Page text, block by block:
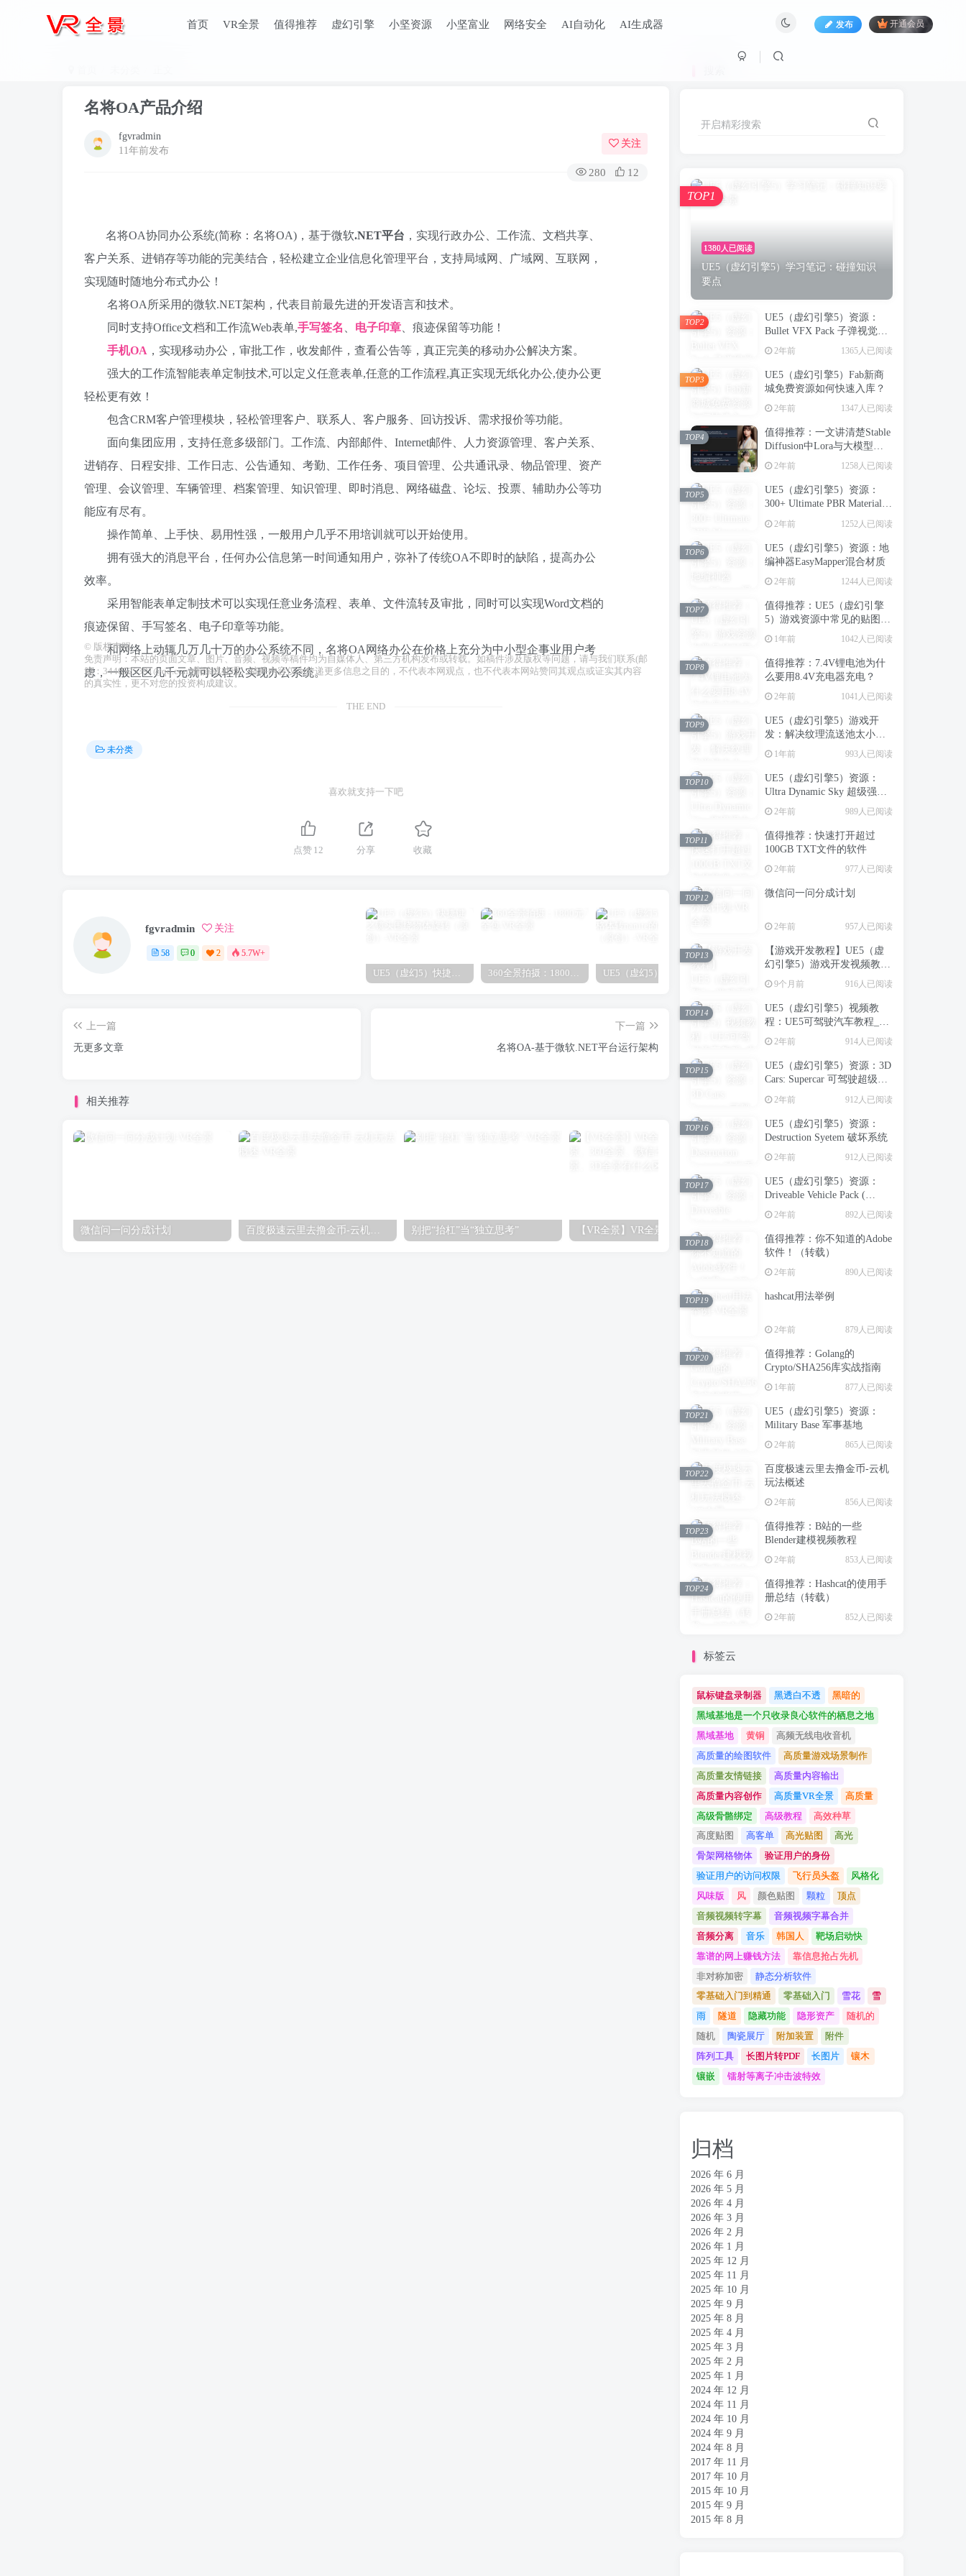
首页 VR全景 值得推荐 虚幻引擎 小坚资源 小坚富业 网络安全 AI自动化 AI生成器 发布 开通会员
名将OA产品介绍
fgvradmin
11年前发布
关注
280 12
名将OA协同办公系统(简称：名将OA)，基于微软.NET平台 ，实现行政办公、工作流、文档共享、
客户关系、进销存等功能的完美结合，轻松建立企业信息化管理平台，支持局域网、广域网、互联网，
实现随时随地分布式办公！
名将OA所采用的微软.NET架构，代表目前最先进的开发语言和技术。
同时支持Office文档和工作流Web表单,手写签名 电子印章 、痕迹保留等功能！
手机OA ，实现移动办公，审批工作，收发邮件，查看公告等，真正完美的移动办公解决方案。
强大的工作流智能表单定制技术,可以定义任意表单,任意的工作流程,真正实现无纸化办公,使办公更
轻松更有效！
包含CRM客户管理模块，轻松管理客户、联系人、客户服务、回访投诉、需求报价等功能。
面向集团应用，支持任意多级部门。工作流、内部邮件、Internet邮件、人力资源管理、客户关系、
进销存、日程安排、工作日志、公告通知、考勤、工作任务、项目管理、公共通讯录、物品管理、资产
管理、会议管理、车辆管理、档案管理、知识管理、即时消息、网络磁盘、论坛、投票、辅助办公等功
能应有尽有。
操作简单、上手快、易用性强，一般用户几乎不用培训就可以开始使用。
拥有强大的消息平台，任何办公信息第一时间通知用户，弥补了传统OA不即时的缺陷，提高办公
效率。
采用智能表单定制技术可以实现任意业务流程、表单、文件流转及审批，同时可以实现Word文档的
痕迹保留、手写签名、电子印章等功能。
和网络上动辄几万几十万的办公系统不同，名将OA网络办公在价格上充分为中小型企事业用户考
虑，一般区区几千元就可以轻松实现办公系统。
© 版权声明
免责声明：本站的页面文章、图片、音频、视频等稿件均为自媒体人、第三方机构发布或转载。如稿件涉及版权等问题，请与我们联系(邮
箱：3446525391@qq.com)删除或处理。稿件内容仅为传递更多信息之目的，不代表本网观点，也不代表本网站赞同其观点或证实其内容
的真实性，更不对您的投资构成建议。
THE END
未分类
喜欢就支持一下吧
点赞 12 分享 收藏
fgvradmin 关注
58 0 2
5.7W+
UE5地形材质和地形自动材质的使用经验
上一篇
无更多文章
下一篇
名将OA-基于微软.NET平台运行架构
相关推荐
微信问一问分成计划 别把“抬杠”当“独立思考”
开启精彩搜索
1380人已阅读
UE5（虚幻引擎5）学习笔记：碰撞知识
要点
TOP1
UE5（虚幻引擎5）资源：
Bullet VFX Pack 子弹视觉特
效包
2年前 1365人已阅读
TOP2
UE5（虚幻引擎5）Fab新商
城免费资源如何快速入库？
2年前 1347人已阅读
TOP3
值得推荐：一文讲清楚Stable
Diffusion中Lora与大模型的
区别（转载）
2年前 1258人已阅读
TOP4
UE5（虚幻引擎5）资源：
300+ Ultimate PBR Materials
Pack 写实建筑室内PBR材质
库
2年前 1252人已阅读
TOP5
UE5（虚幻引擎5）资源：地
编神器EasyMapper混合材质
2年前 1244人已阅读
TOP6
值得推荐：UE5（虚幻引擎
5）游戏资源中常见的贴图类
型（转载）
1年前 1042人已阅读
TOP7
值得推荐：7.4V锂电池为什
么要用8.4V充电器充电？
2年前 1041人已阅读
TOP8
UE5（虚幻引擎5）游戏开
发：解决纹理流送池太小，
造成场景中纹理模糊的问题
1年前 993人已阅读
TOP9
UE5（虚幻引擎5）资源：
Ultra Dynamic Sky 超级强大
的动态天空天气系统
2年前 989人已阅读
TOP10
值得推荐：快速打开超过
100GB TXT文件的软件
2年前 977人已阅读
TOP11
微信问一问分成计划
2年前 957人已阅读
TOP12
【游戏开发教程】UE5（虚
幻引擎5）游戏开发视频教
程：虚幻引擎5中创建第一人
称射击游戏_中英字幕
9个月前 916人已阅读
TOP13
UE5（虚幻引擎5）视频教
程：UE5可驾驶汽车教程_中
文字幕
2年前 914人已阅读
TOP14
UE5（虚幻引擎5）资源：3D
Cars: Supercar 可驾驶超级跑
车
2年前 912人已阅读
TOP15
UE5（虚幻引擎5）资源：
Destruction Syetem 破坏系统
2年前 912人已阅读
TOP16
UE5（虚幻引擎5）资源：
Driveable Vehicle Pack (
REDUX ) 2.0 可驾驶汽车包
（支持到UE5.5）【推荐】
2年前 892人已阅读
TOP17
值得推荐：你不知道的Adobe
软件！（转载）
2年前 890人已阅读
TOP18
hashcat用法举例
2年前 879人已阅读
TOP19
值得推荐：Golang的
Crypto/SHA256库实战指南
1年前 877人已阅读
TOP20
UE5（虚幻引擎5）资源：
Military Base 军事基地
2年前 865人已阅读
TOP21
百度极速云里去撸金币-云机
玩法概述
2年前 856人已阅读
TOP22
值得推荐：B站的一些
Blender建模视频教程
2年前 853人已阅读
TOP23
值得推荐：Hashcat的使用手
册总结（转载）
2年前 852人已阅读
TOP24
标签云
鼠标键盘录制器 黑透白不透
黑暗的
黑域基地是一个只收录良心软件的栖息之地
黑域基地
黄铜
高频无线电收音机
高质量的绘图软件
高质量游戏场景制作
高质量友情链接
高质量内容输出
高质量内容创作
高质量VR全景
高质量
高级骨骼绑定
高级教程
高效种草
高度贴图
高客单 高光贴图
高光
骨架网格物体
验证用户的身份
验证用户的访问权限
飞行员头盔
风格化
风味版
风 颜色贴图 颗粒
顶点
音频视频转字幕
音频视频字幕合并
音频分离
音乐 韩国人
靶场启动快
靠谱的网上赚钱方法
靠信息抢占先机
非对称加密
静态分析软件
零基础入门到精通
零基础入门 雪花
雪
雨
隧道 隐藏功能 隐形资产
随机的
随机
陶瓷展厅 附加装置
附件
阵列工具
长图片转PDF 长图片
镶木
镶嵌
镭射等离子冲击波特效
归档
2026 年 6 月
2026 年 5 月
2026 年 4 月
2026 年 3 月
2026 年 2 月
2026 年 1 月
2025 年 12 月
2025 年 11 月
2025 年 10 月
2025 年 9 月
2025 年 8 月
2025 年 4 月
2025 年 3 月
2025 年 2 月
2025 年 1 月
2024 年 12 月
2024 年 11 月
2024 年 10 月
2024 年 9 月
2024 年 8 月
2017 年 11 月
2017 年 10 月
2015 年 10 月
2015 年 9 月
2015 年 8 月